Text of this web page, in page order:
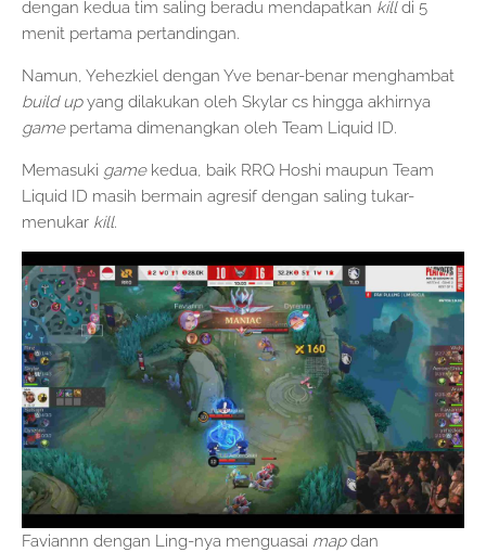
dengan kedua tim saling beradu mendapatkan killdi 5
menit pertama pertandingan.
Namun, Yehezkiel dengan Yve benar-benar menghambat
build upyang dilakukan oleh Skylar cs hingga akhirnya
gamepertama dimenangkan oleh Team Liquid ID.
Memasuki game kedua, baik RRQ Hoshi maupun Team
Liquid ID masih bermain agresif dengan saling tukar-
menukar kill.
Faviannn dengan Ling-nya menguasai mapdan